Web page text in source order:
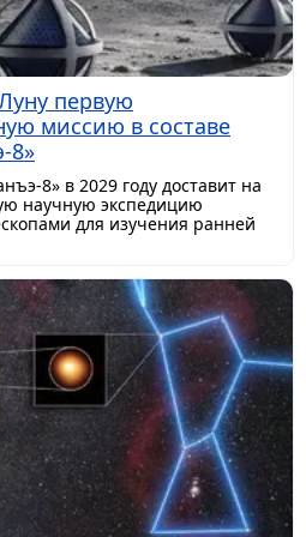
первую
миссию в составе
8»
8» в 2029 году доставит на
научную экспедицию
для изучения ранней